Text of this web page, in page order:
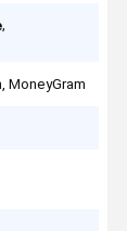
,
MoneyGram